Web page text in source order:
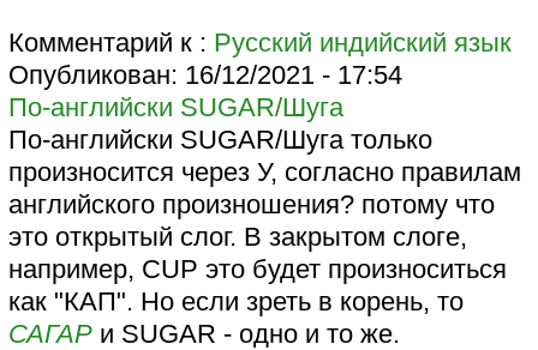
Комментарий к : Русский индийский язык
Опубликован: 16/12/2021 - 17:54
По-английски SUGAR/Шуга
По-английски SUGAR/Шуга только
произносится через У, согласно правилам
английского произношения? потому что
это открытый слог. В закрытом слоге,
например, CUP это будет произноситься
как "КАП". Но если зреть в корень, то
САГАРи SUGAR - одно и то же.